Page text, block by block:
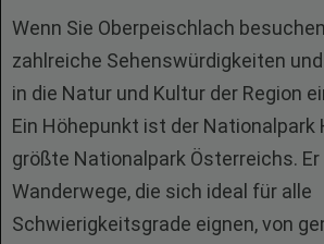
Wenn Sie Oberpeischlach
zahlreiche Sehenswürdigkeiten
in die Natur und Kultur der Region
Ein Höhepunkt ist der Nationalpark
größte Nationalpark Österreichs.
Wanderwege, die sich ideal für alle
Schwierigkeitsgrade eignen, von